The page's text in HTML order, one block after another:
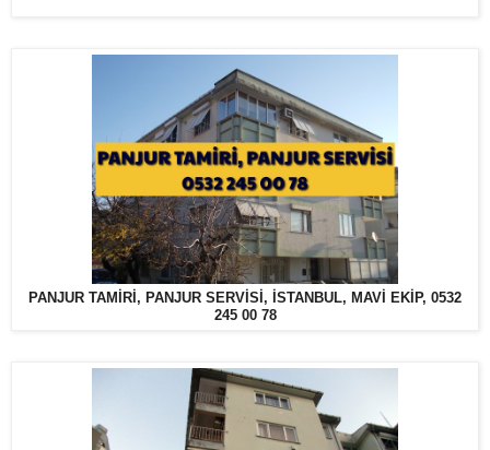
PANJUR TAMİRİ, PANJUR SERVİSİ, İSTANBUL, MAVİ EKİP, 0532
245 00 78